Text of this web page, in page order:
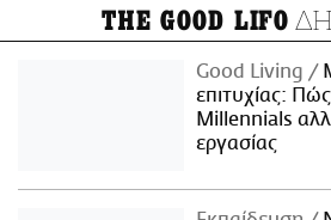
THE GOOD LIFO
Good Living
επιτυχίας:
Millennials
εργασίας